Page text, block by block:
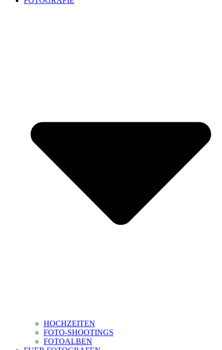
HOCHZEITEN
FOTO-SHOOTINGS
FOTOALBEN